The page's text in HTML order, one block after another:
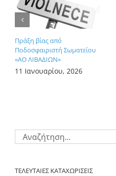
Πράξη βίας από
Ποδοσφαιριστή Σωματείου
«ΑΟ ΛΙΒΑΔΙΩΝ»
11 Ιανουαρίου, 2026
Αναζήτηση
για:
ΤΕΛΕΥΤΑΙΕΣ ΚΑΤΑΧΩΡΙΣΕΙΣ